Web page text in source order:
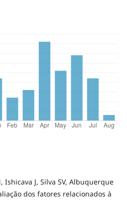
Ishicava J, Silva SV, Albuquerque
dos fatores relacionados à